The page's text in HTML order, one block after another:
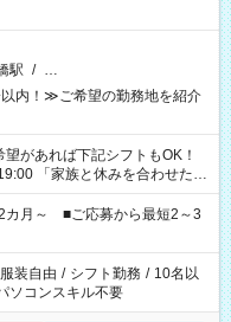
駅 / …
内！≫ご希望の勤務地を紹介
わせた
したい」 「できれば残業はし
ね。 ※Wワーク希望
勤務時間と、もう1つのお仕事
える場合は応募できません。
2カ月～ ■ご応募から最短2～3
服装自由 / シフト勤務 / 10名以
ソコンスキル不要